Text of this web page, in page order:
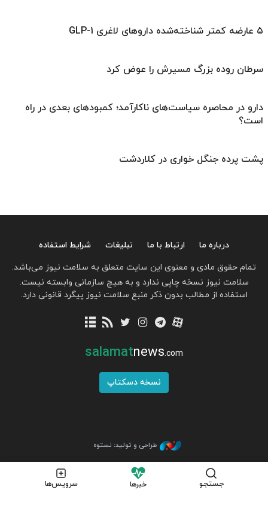
۵ عارضه کمتر شناخته‌شده داروهای لاغری GLP-1
سرطان روده بزرگ مسیرش را عوض کرد
دارو در محاصره سیاست‌های ناکارآمد؛ کمبودهای بعدی در راه
است؟
پشت پرده جنگل خواری در کلاردشت
جستجو خبرها سرویس‌ها
درباره ما ارتباط با ما تبلیغات
شرایط استفاده
تمام حقوق مادی و معنوی این سایت متعلق به سلامت نیوز می‌باشد.
سلامت نیوز نسخه چاپی ندارد و به هیچ سازمانی وابسته نیست.
استفاده از مطالب بدون ذکر منبع سلامت نیوز پیگرد قانونی دارد.
salamatnews.com
نسخه دسکتاپ
طراحی و تولید: نستوه